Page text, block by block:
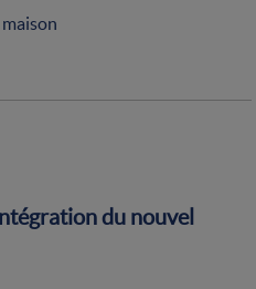
du nouvel